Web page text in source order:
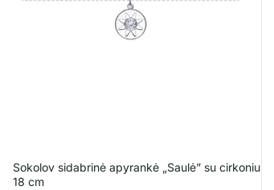
Sokolov sidabrinė apyrankė „Saulė” su cirkoniu
18 cm